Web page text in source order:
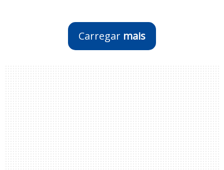
Carregar mais